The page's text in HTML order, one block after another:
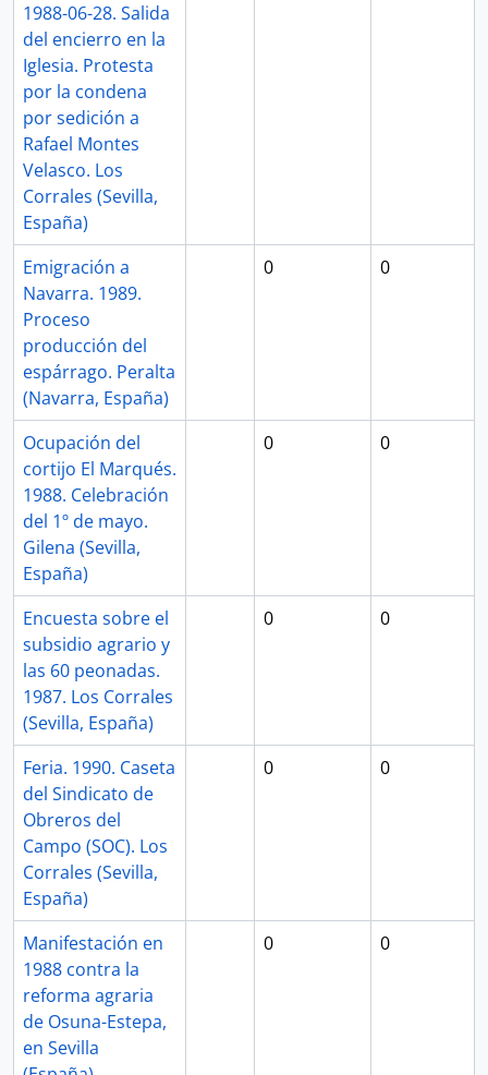
1988-06-28. Salida
del encierro en la
Iglesia. Protesta
por la condena
por sedición a
Rafael Montes
Velasco. Los
Corrales (Sevilla,
España)
Emigración a
Navarra. 1989.
Proceso
producción del
espárrago. Peralta
(Navarra, España)
0 0
Ocupación del
cortijo El Marqués.
1988. Celebración
del 1º de mayo.
Gilena (Sevilla,
España)
0 0
Encuesta sobre el
subsidio agrario y
las 60 peonadas.
1987. Los Corrales
(Sevilla, España)
0 0
Feria. 1990. Caseta
del Sindicato de
Obreros del
Campo (SOC). Los
Corrales (Sevilla,
España)
0 0
Manifestación en
1988 contra la
reforma agraria
de Osuna-Estepa,
en Sevilla
0 0